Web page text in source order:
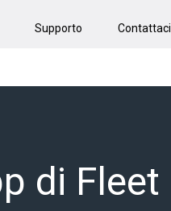
Supporto Contattaci
di Fleet